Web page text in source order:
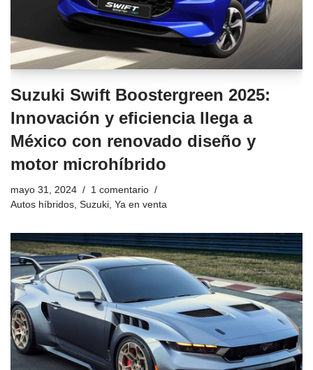
Suzuki Swift Boostergreen 2025:
Innovación y eficiencia llega a
México con renovado diseño y
motor microhíbrido
mayo 31, 2024
1 comentario
Autos híbridos, Suzuki, Ya en venta